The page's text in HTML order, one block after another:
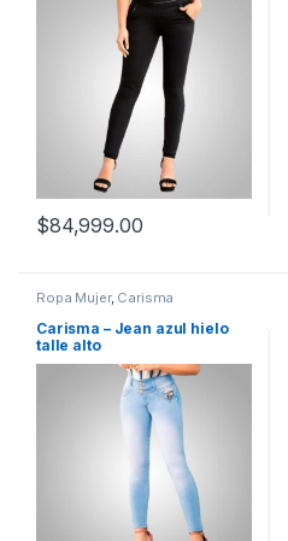
$84,999.00
Ropa Mujer, Carisma
Carisma – Jean azul hielo
talle alto